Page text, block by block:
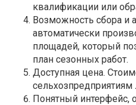
квалификации или
Возможность сбора и
автоматически
площадей, который
план сезонных работ.
Доступная цена.
Понятный